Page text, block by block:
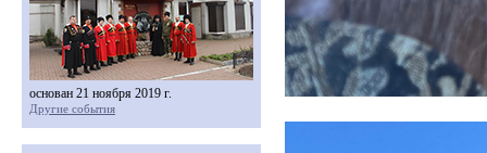
основан 21 ноября 2019 г.
Другие события